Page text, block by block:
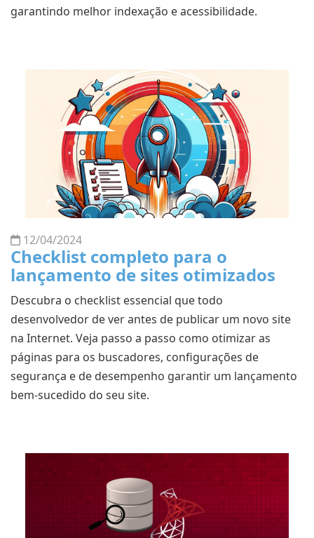
garantindo melhor indexação e acessibilidade.
12/04/2024
Checklist completo para o
lançamento de sites otimizados
Descubra o checklist essencial que todo
desenvolvedor de ver antes de publicar um novo site
na Internet. Veja passo a passo como otimizar as
páginas para os buscadores, configurações de
segurança e de desempenho garantir um lançamento
bem-sucedido do seu site.